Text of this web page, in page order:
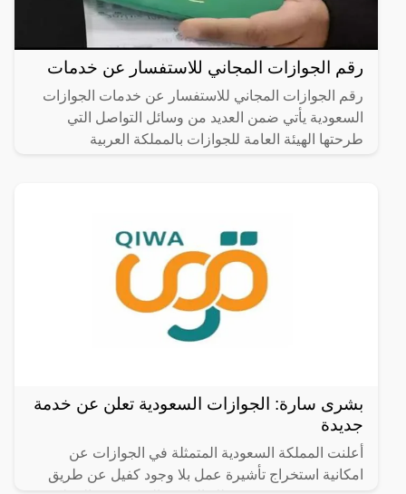
رقم الجوازات المجاني للاستفسار عن خدمات
رقم الجوازات المجاني للاستفسار عن خدمات الجوازات
السعودية يأتي ضمن العديد من وسائل التواصل التي
طرحتها الهيئة العامة للجوازات بالمملكة العربية
بشرى سارة: الجوازات السعودية تعلن عن خدمة
جديدة
أعلنت المملكة السعودية المتمثلة في الجوازات عن
امكانية استخراج تأشيرة عمل بلا وجود كفيل عن طريق